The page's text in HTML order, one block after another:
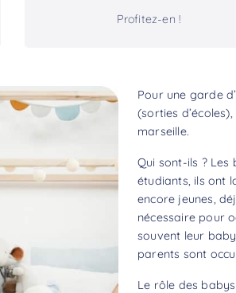
Profitez-en !
Pour une garde
(sorties
marseille.
Qui sont-ils ?
étudiants, ils ont
encore jeunes,
nécessaire pour
souvent leur
parents sont
Le rôle des